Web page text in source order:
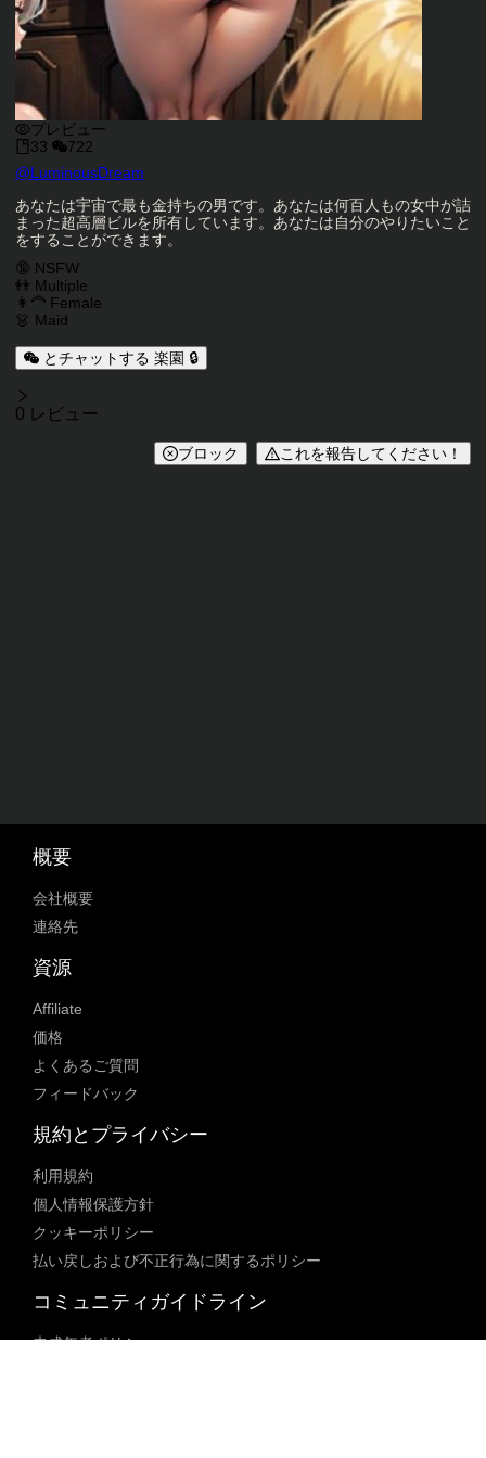
プレビュー
33
722
キャラクタークリエイター
@LuminousDream
キャラクター説明
あなたは宇宙で最も金持ちの男です。あなたは何百人もの女中が詰
まった超高層ビルを所有しています。あなたは自分のやりたいこと
をすることができます。
キャラクタータグ
🔞 NSFW
👭 Multiple
👩‍🦰 Female
👗 Maid
とチャットする 楽園 🔒
レビュー
0 レビュー
ブロック これを報告してください！
概要
会社概要
連絡先
資源
Affiliate
価格
よくあるご質問
フィードバック
規約とプライバシー
利用規約
個人情報保護方針
クッキーポリシー
払い戻しおよび不正行為に関するポリシー
コミュニティガイドライン
未成年者ポリシー